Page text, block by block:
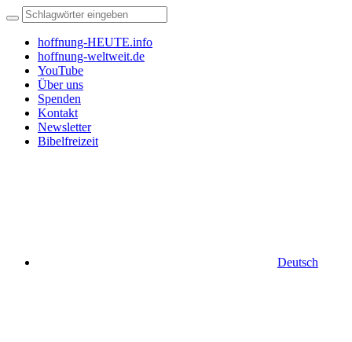
hoffnung-HEUTE.info
hoffnung-weltweit.de
YouTube
Über uns
Spenden
Kontakt
Newsletter
Bibelfreizeit
Deutsch